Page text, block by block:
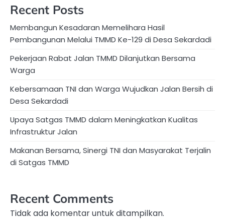
Recent Posts
Membangun Kesadaran Memelihara Hasil
Pembangunan Melalui TMMD Ke-129 di Desa Sekardadi
Pekerjaan Rabat Jalan TMMD Dilanjutkan Bersama
Warga
Kebersamaan TNI dan Warga Wujudkan Jalan Bersih di
Desa Sekardadi
Upaya Satgas TMMD dalam Meningkatkan Kualitas
Infrastruktur Jalan
Makanan Bersama, Sinergi TNI dan Masyarakat Terjalin
di Satgas TMMD
Recent Comments
Tidak ada komentar untuk ditampilkan.